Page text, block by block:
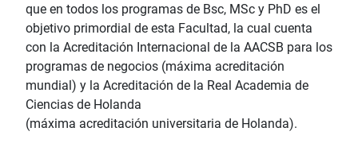
que en todos los programas de Bsc, MSc y PhD es el
objetivo primordial de esta Facultad, la cual cuenta
con la Acreditación Internacional de la AACSB para los
programas de negocios (máxima acreditación
mundial) y la Acreditación de la Real Academia de
Ciencias de Holanda
(máxima acreditación universitaria de Holanda).